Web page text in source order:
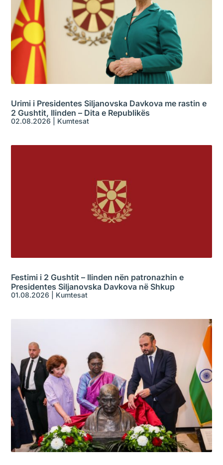
Urimi i Presidentes Siljanovska Davkova me rastin e
2 Gushtit, Ilinden – Dita e Republikës
02.08.2026 Kumtesat
Festimi i 2 Gushtit – Ilinden nën patronazhin e
Presidentes Siljanovska Davkova në Shkup
01.08.2026 Kumtesat